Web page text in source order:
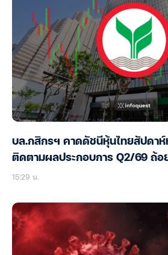
บล.กสิกรฯ คาดดัชนีหุ้นไทยสัปดาห์
ติดตามผลประกอบการ Q2/69 ถ้อ
15:29 น.